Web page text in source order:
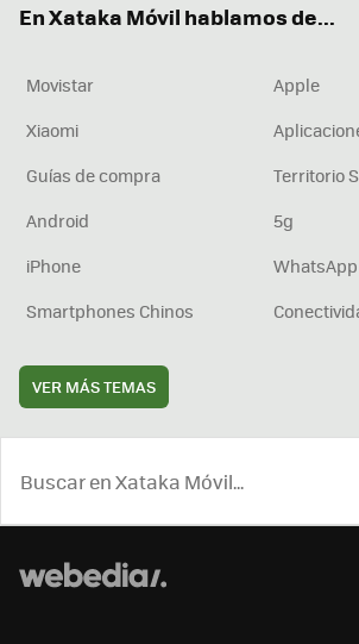
En Xataka Móvil hablamos de...
Movistar
Apple
Xiaomi
Guías de compra
Territorio
Android
5g
iPhone
WhatsApp
Smartphones Chinos
VER MÁS TEMAS